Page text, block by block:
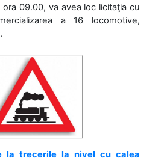
09.00, va avea loc licitaţia cu
a 16 locomotive,
la trecerile la nivel cu calea